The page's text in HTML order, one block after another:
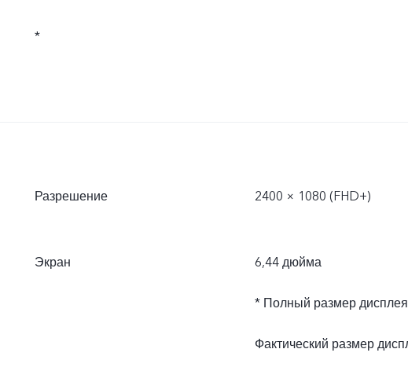
*
Разрешение 2400 × 1080 (FHD+)
Экран 6,44 дюйма
* Полный размер
Фактический размер